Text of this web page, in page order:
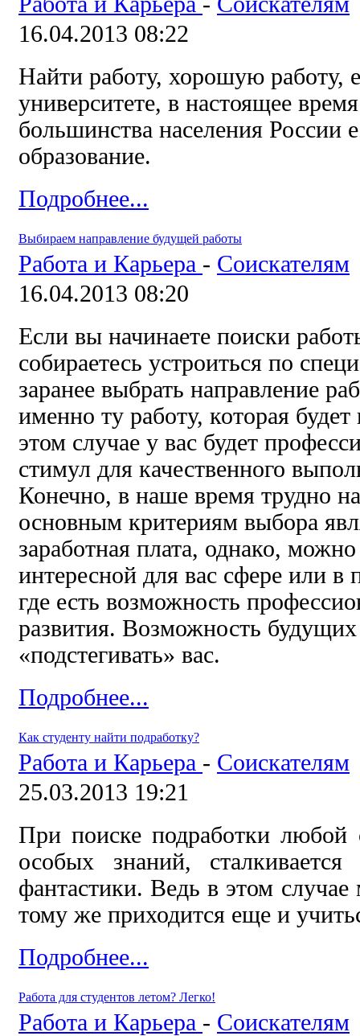
16.04.2013 08:22
Найти работу, хорошую работу,
университете, в настоящее
большинства населения России
образование.
Подробнее...
Выбираем направление будущей работы
Работа и Карьера - Соискателям
16.04.2013 08:20
Если вы начинаете поиски
собираетесь устроиться по
заранее выбрать направление
именно ту работу, которая будет
этом случае у вас будет
стимул для качественного
Конечно, в наше время трудно
основным критериям выбора
заработная плата, однако,
интересной для вас сфере или
где есть возможность
развития. Возможность будущих
«подстегивать» вас.
Подробнее...
Как студенту найти подработку?
Работа и Карьера - Соискателям
25.03.2013 19:21
При поиске подработки любой
особых знаний,
фантастики. Ведь в этом
тому же приходится еще и
Подробнее...
Работа для студентов летом? Легко!
Работа и Карьера - Соискателям